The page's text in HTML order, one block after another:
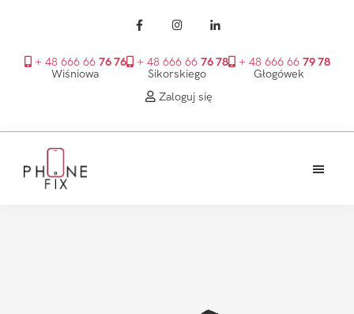
+ 48 666 66 76 76
Wiśniowa
+ 48 666 66 76 78
Sikorskiego
+ 48 666 66 79 78
Głogówek
Zaloguj się
głównego